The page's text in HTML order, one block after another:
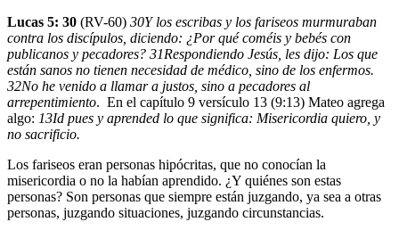
Lucas 5: 30 (RV-60) 30Y los escribas y los fariseos murmuraban
contra los discípulos, diciendo: ¿Por qué coméis y bebés con
publicanos y pecadores? 31Respondiendo Jesús, les dijo: Los que
están sanos no tienen necesidad de médico, sino de los enfermos.
32No he venido a llamar a justos, sino a pecadores al
arrepentimiento. En el capítulo 9 versículo 13 (9:13) Mateo agrega
algo: 13Id pues y aprended lo que significa: Misericordia quiero, y
no sacrificio.
Los fariseos eran personas hipócritas, que no conocían la
misericordia o no la habían aprendido. ¿Y quiénes son estas
personas? Son personas que siempre están juzgando, ya sea a otras
personas, juzgando situaciones, juzgando circunstancias.